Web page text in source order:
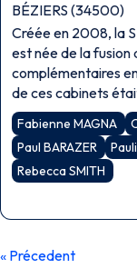
BÉZIERS (34500)
Créée en 2008, la
est née de la
complémentaires
de ces cabinets
centenaire auprès
Fabienne MAGNA
Paul BARAZER
Rebecca SMITH
« Précedent